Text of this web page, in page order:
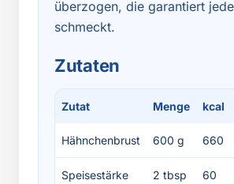
überzogen, die garantiert
schmeckt.
Zutaten
Zutat Menge kcal
Hähnchenbrust 600 g 660
Speisestärke 2 tbsp 60